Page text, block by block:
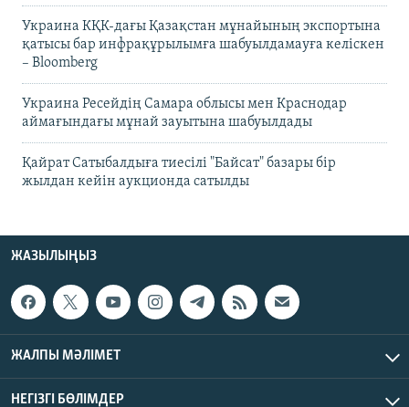
Украина КҚК-дағы Қазақстан мұнайының экспортына
қатысы бар инфрақұрылымға шабуылдамауға келіскен
– Bloomberg
Украина Ресейдің Самара облысы мен Краснодар
аймағындағы мұнай зауытына шабуылдады
Қайрат Сатыбалдыға тиесілі "Байсат" базары бір
жылдан кейін аукционда сатылды
ЖАЗЫЛЫҢЫЗ
ЖАЛПЫ МӘЛІМЕТ
НЕГІЗГІ БӨЛІМДЕР